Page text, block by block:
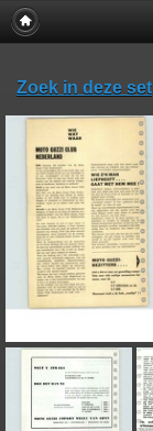
Zoek in deze set